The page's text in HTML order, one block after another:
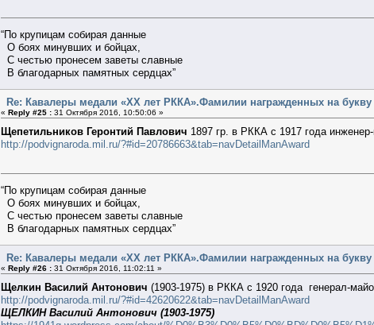
“По крупицам собирая данные
О боях минувших и бойцах,
С честью пронесем заветы славные
В благодарных памятных сердцах”
Re: Кавалеры медали «ХХ лет РККА».Фамилии награжденных на
«Reply #25 : 31 Октября 2016, 10:50:06 »
Щепетильников Геронтий Павлович 1897 гр. в РККА с 1917 года
http://podvignaroda.mil.ru/?#id=20786663&tab=navDetailManAward
“По крупицам собирая данные
О боях минувших и бойцах,
С честью пронесем заветы славные
В благодарных памятных сердцах”
Re: Кавалеры медали «ХХ лет РККА».Фамилии награжденных на
«Reply #26 : 31 Октября 2016, 11:02:11 »
Щелкин Василий Антонович(1903-1975) в РККА с 1920 года генерал-
http://podvignaroda.mil.ru/?#id=42620622&tab=navDetailManAward
ЩЕЛКИН Василий Антонович (1903-1975)